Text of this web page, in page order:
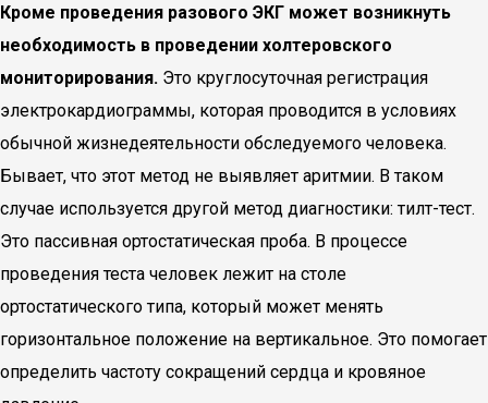
Кроме проведения разового ЭКГ может возникнуть
необходимость в проведении холтеровского
мониторирования. Это круглосуточная регистрация
электрокардиограммы, которая проводится в условиях
обычной жизнедеятельности обследуемого человека.
Бывает, что этот метод не выявляет аритмии. В таком
случае используется другой метод диагностики: тилт-тест.
Это пассивная ортостатическая проба. В процессе
проведения теста человек лежит на столе
ортостатического типа, который может менять
горизонтальное положение на вертикальное. Это помогает
определить частоту сокращений сердца и кровяное